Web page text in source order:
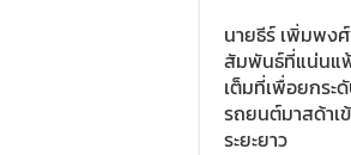
นายธีร์ เพิ่มพงศ์
สัมพันธ์ที่แน่นแ
เต็มที่เพื่อยกระ
รถยนต์มาสด้าเ
ระยะยาว